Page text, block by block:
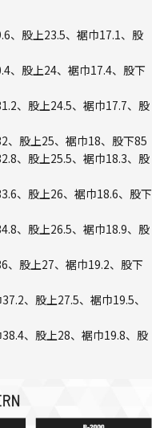
、股上23.5、裾巾17.1、股
、股上24、裾巾17.4、股下
、股上24.5、裾巾17.7、股
、股上25、裾巾18、股下85
、股上25.5、裾巾18.3、股
、股上26、裾巾18.6、股下
、股上26.5、裾巾18.9、股
、股上27、裾巾19.2、股下
、股上27.5、裾巾19.5、
、股上28、裾巾19.8、股